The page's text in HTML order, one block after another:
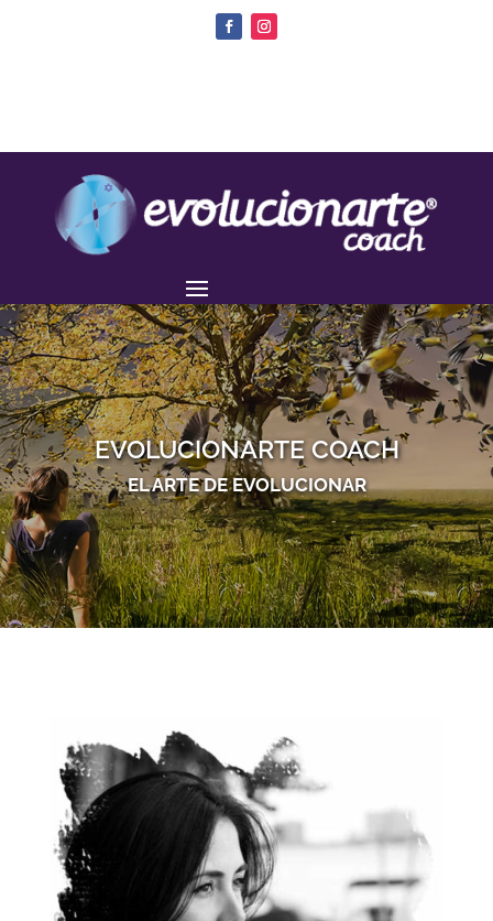
EVOLUCIONARTE COACH
EL ARTE DE EVOLUCIONAR